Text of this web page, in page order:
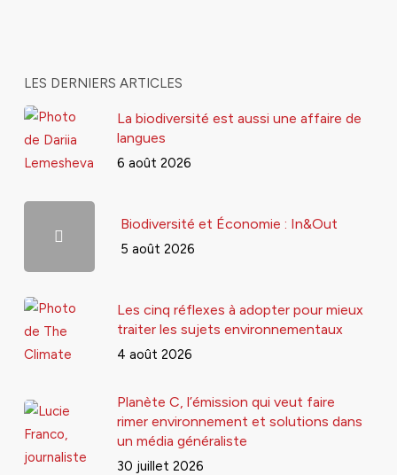
LES DERNIERS ARTICLES
La biodiversité est aussi une affaire de
langues
6 août 2026
Biodiversité et Économie : In&Out
5 août 2026
Les cinq réflexes à adopter pour mieux
traiter les sujets environnementaux
4 août 2026
Planète C, l’émission qui veut faire
rimer environnement et solutions dans
un média généraliste
30 juillet 2026